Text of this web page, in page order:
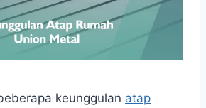
keunggulan atap